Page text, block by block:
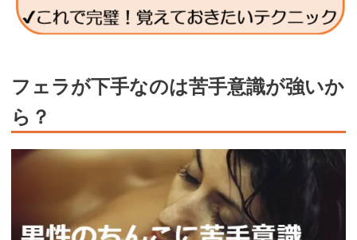
フェラが下手なのは苦手意識が強いか
ら？